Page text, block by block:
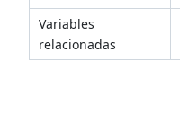
Variables
relacionadas